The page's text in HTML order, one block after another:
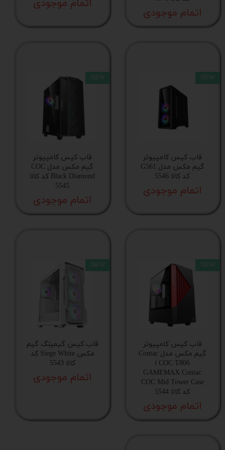
پورت ریست
قابلیت نصب کارت گرافیک به صورت عمودی
خروجی هدفون
هاب فن خنک‌کننده
قابلیت خاموش کردن نورپردازی
کنترلر باکس نورپردازی
ریموت کنترل رادیویی
نورپردازی فن های از پیش نصب شده
رنگ اصلی بدنه
رنگ ترکیبی بدنه
اتمام موجودی
اتمام موجودی
قاب کیس کامپیوتر
گیم مکس مدل G561
کد کالا 5546
اتمام موجودی
NEW
قاب کیس کامپیوتر
گیم مکس مدل COC
Black Diamond کد کالا
5545
اتمام موجودی
NEW
قاب کیس کامپیوتر
گیم مکس مدل Contac
COC T806 ا
GAMEMAX Contac
COC Mid Tower Case
کد کالا 5544
اتمام موجودی
NEW
قاب کیس گیمینگ گیم
مکس Siege White کد
کالا 5543
اتمام موجودی
NEW